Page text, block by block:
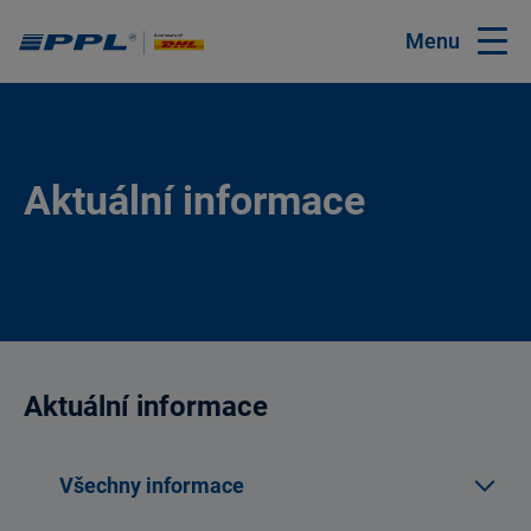
Menu
Aktuální informace
Aktuální informace
Všechny informace